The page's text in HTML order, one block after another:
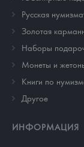
Русская
Золотая
Наборы
Монеты и
Книги по
Другое
ИНФОРМАЦИЯ